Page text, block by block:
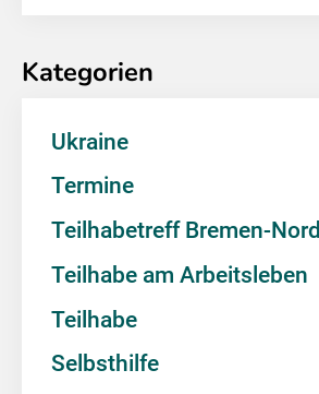
Kategorien
Ukraine
Termine
Teilhabetreff Bremen-Nord
Teilhabe am Arbeitsleben
Teilhabe
Selbsthilfe